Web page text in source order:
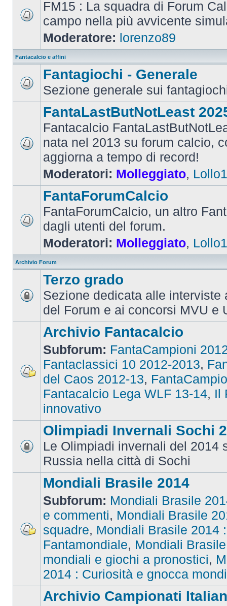
FM15 : La squadra di Forum
campo nella più avvicente
Moderatore: lorenzo89
Fantacalcio e affini
Fantagiochi - Generale
Sezione generale sui
FantaLastButNotLeast
Fantacalcio
nata nel 2013 su forum calcio,
aggiorna a tempo di record!
Moderatori: Molleggiato,
FantaForumCalcio
FantaForumCalcio, un altro
dagli utenti del forum.
Moderatori: Molleggiato,
Archivio Forum
Terzo grado
Sezione dedicata alle interviste
del Forum e ai concorsi MVU e
Archivio Fantacalcio
Subforum: FantaCampioni
Fantaclassici 10 2012-2013,
del Caos 2012-13,
Fantacalcio Lega WLF 13-14, Il
innovativo
Olimpiadi Invernali Sochi
Le Olimpiadi invernali del 2014
Russia nella città di Sochi
Mondiali Brasile 2014
Subforum: Mondiali Brasile
e commenti, Mondiali Brasile
squadre, Mondiali Brasile 2014
Fantamondiale, Mondiali
mondiali e giochi a pronostici,
2014 : Curiosità e gnocca
Archivio Campionati